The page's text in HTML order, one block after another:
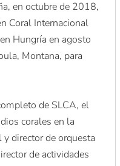
en octubre de 2018,
Coral Internacional
Hungría en agosto
Montana, para
de SLCA, el
corales en la
director de orquesta
de actividades